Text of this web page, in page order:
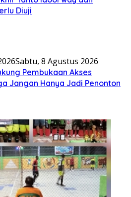
Diuji
Sabtu, 8 Agustus 2026
Pembukaan Akses
Jangan Hanya Jadi Penonton